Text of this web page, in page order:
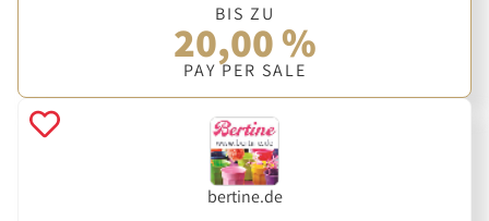
BIS ZU
20,00 %
PAY PER SALE
bertine.de